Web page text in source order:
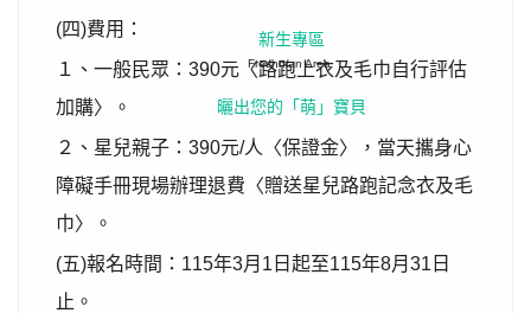
(四)費用：
１、一般民眾：390元〈路跑上衣及毛巾自行評估
加購〉。
２、星兒親子：390元/人〈保證金〉，當天攜身心
障礙手冊現場辦理退費〈贈送星兒路跑記念衣及毛
巾〉。
(五)報名時間：115年3月1日起至115年8月31日
止。
新生專區
Freshman Area
曬出您的「萌」寶貝